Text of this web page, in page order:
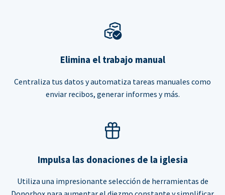
Elimina el trabajo manual
Centraliza tus datos y automatiza tareas manuales como
enviar recibos, generar informes y más.
Impulsa las donaciones de la iglesia
Utiliza una impresionante selección de herramientas de